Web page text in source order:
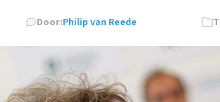
Door:Philip van Reede